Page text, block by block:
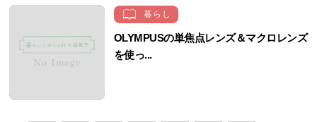
暮らし
OLYMPUSの単焦点レンズ＆マクロレンズ
を使っ...